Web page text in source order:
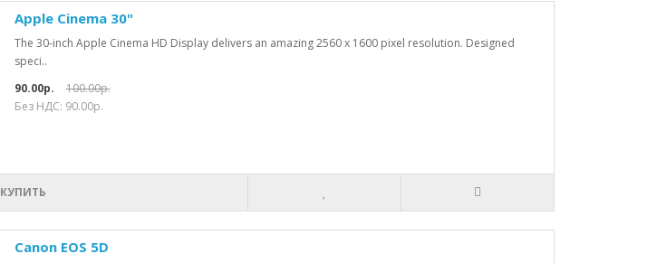
Apple Cinema 30"
The 30-inch Apple Cinema HD Display delivers an amazing 2560 x 1600 pixel resolution. Designed
speci..
90.00р.
100.00р.
Без НДС: 90.00р.
КУПИТЬ
Canon EOS 5D